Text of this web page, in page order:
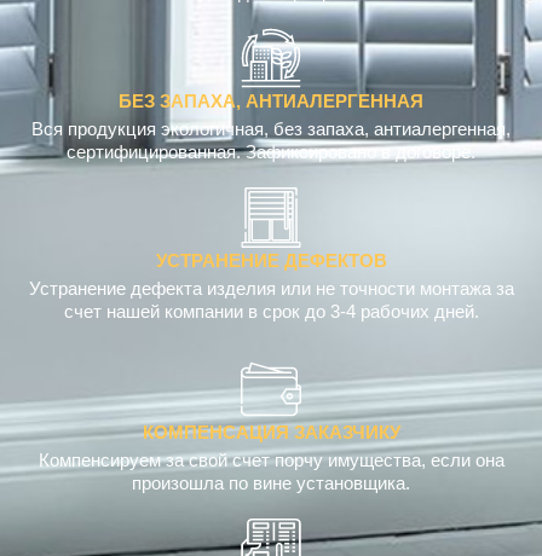
БЕЗ ЗАПАХА, АНТИАЛЕРГЕННАЯ
Вся продукция экологичная, без запаха, антиалергенная,
сертифицированная. Зафиксировано в договоре.
УСТРАНЕНИЕ ДЕФЕКТОВ
Устранение дефекта изделия или не точности монтажа за
счет нашей компании в срок до 3-4 рабочих дней.
КОМПЕНСАЦИЯ ЗАКАЗЧИКУ
Компенсируем за свой счет порчу имущества, если она
произошла по вине установщика.